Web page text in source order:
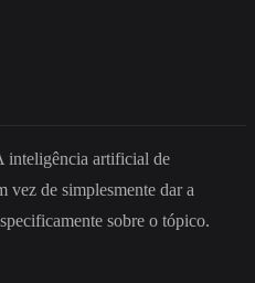
inteligência artificial de
vez de simplesmente dar a
sobre o tópico.